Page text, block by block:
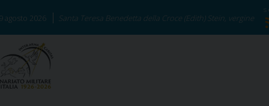
agosto 2026 Santa Teresa Benedetta della Croce (Edith) Stein, vergine